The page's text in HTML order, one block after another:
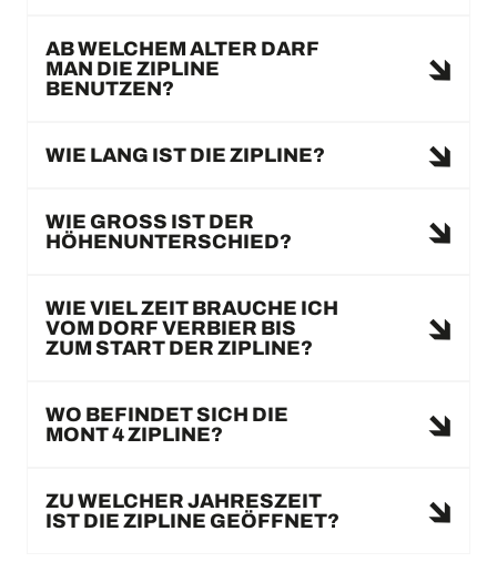
AB WELCHEM ALTER DARF
MAN DIE ZIPLINE
BENUTZEN?
WIE LANG IST DIE ZIPLINE?
WIE GROSS IST DER
HÖHENUNTERSCHIED?
WIE VIEL ZEIT BRAUCHE ICH
VOM DORF VERBIER BIS
ZUM START DER ZIPLINE?
WO BEFINDET SICH DIE
MONT 4 ZIPLINE?
ZU WELCHER JAHRESZEIT
IST DIE ZIPLINE GEÖFFNET?